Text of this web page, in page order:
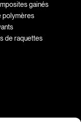
gainés
polymères
de raquettes